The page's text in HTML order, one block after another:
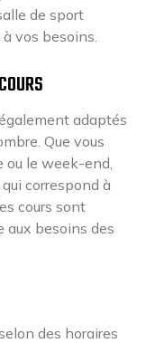
de sport
vos besoins.
adaptés
Que vous
ou le week-end,
correspond à
cours sont
aux besoins des
des horaires